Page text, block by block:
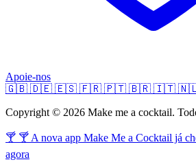
Apoie-nos
🇬🇧 🇩🇪 🇪🇸 🇫🇷 🇵🇹 🇧🇷 🇮🇹
Copyright © 2026 Make me a cocktail.
🍸 🍸 A nova app Make Me a Cocktail já
agora